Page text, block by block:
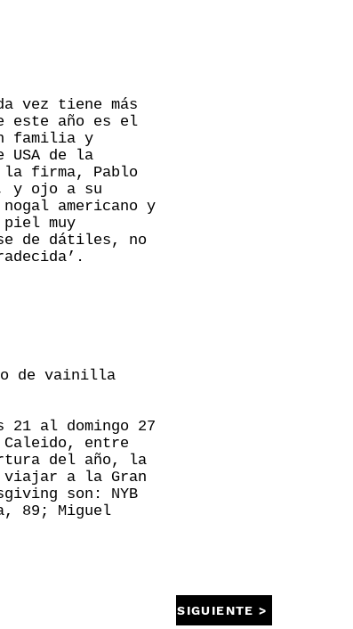
vez tiene más
este año es el
familia y
de la
la firma, Pablo
y ojo a su
americano y
muy
de dátiles, no
de vainilla
al domingo 27
Caleido, entre
del año, la
viajar a la Gran
son: NYB
89; Miguel
SIGUIENTE >